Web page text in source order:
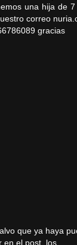
una hija de
correo
gracias
que ya haya
en el post, los